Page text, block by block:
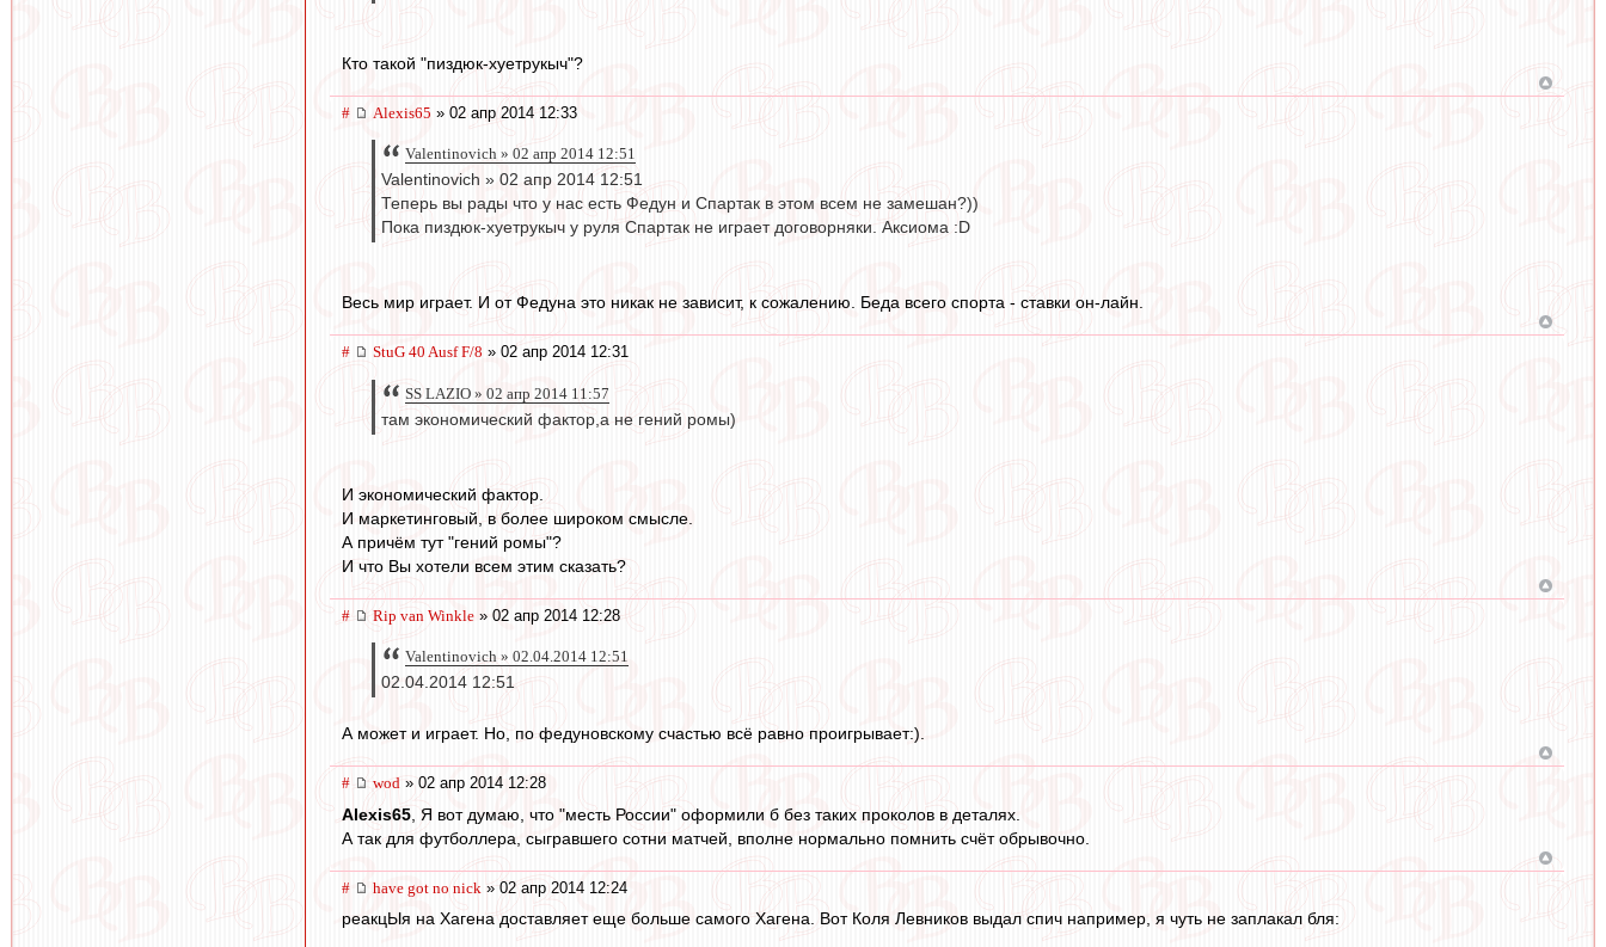
Кто такой "пиздюк-хуетрукыч"?
# Alexis65 » 02 апр 2014 12:33
Valentinovich » 02 апр 2014 12:51
Valentinovich » 02 апр 2014 12:51
Теперь вы рады что у нас есть Федун и Спартак в этом всем не замешан?))
Пока пиздюк-хуетрукыч у руля Спартак не играет договорняки. Аксиома :D
Весь мир играет. И от Федуна это никак не зависит, к сожалению. Беда всего спорта - ставки он-лайн.
# StuG 40 Ausf F/8 » 02 апр 2014 12:31
SS LAZIO » 02 апр 2014 11:57
там экономический фактор,а не гений ромы)
И экономический фактор.
И маркетинговый, в более широком смысле.
А причём тут "гений ромы"?
И что Вы хотели всем этим сказать?
# Rip van Winkle » 02 апр 2014 12:28
Valentinovich » 02.04.2014 12:51
02.04.2014 12:51
А может и играет. Но, по федуновскому счастью всё равно проигрывает:).
# wod » 02 апр 2014 12:28
Alexis65 , Я вот думаю, что "месть России" оформили б без таких проколов в деталях.
А так для футболлера, сыгравшего сотни матчей, вполне нормально помнить счёт обрывочно.
# have got no nick » 02 апр 2014 12:24
реакцЫя на Хагена доставляет еще больше самого Хагена. Вот Коля Левников выдал спич например, я чуть не заплакал бля: